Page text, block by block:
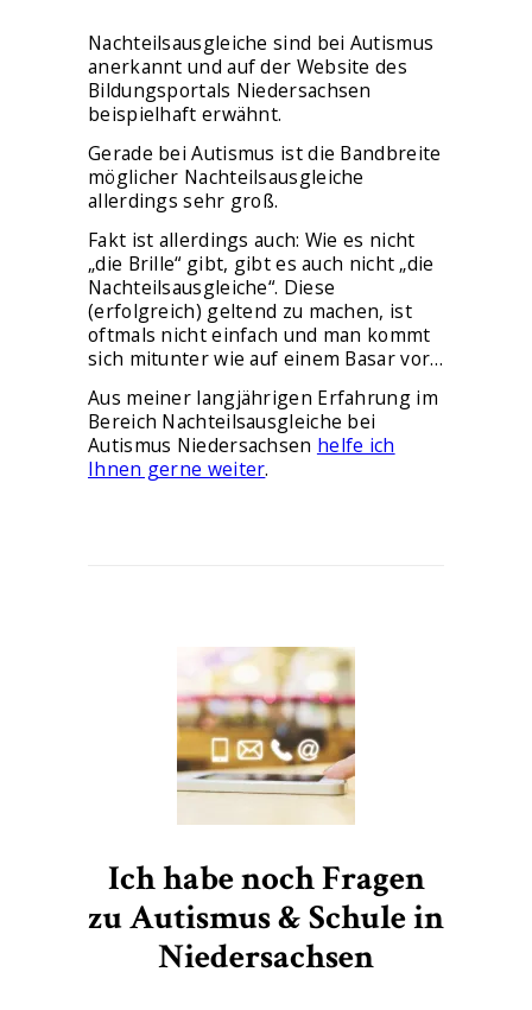
Nachteilsausgleiche sind bei Autismus
anerkannt und auf der Website des
Bildungsportals Niedersachsen
beispielhaft erwähnt.
Gerade bei Autismus ist die Bandbreite
möglicher Nachteilsausgleiche
allerdings sehr groß.
Fakt ist allerdings auch: Wie es nicht
„die Brille“ gibt, gibt es auch nicht „die
Nachteilsausgleiche“. Diese
(erfolgreich) geltend zu machen, ist
oftmals nicht einfach und man kommt
sich mitunter wie auf einem Basar vor…
Aus meiner langjährigen Erfahrung im
Bereich Nachteilsausgleiche bei
Autismus Niedersachsen helfe ich
Ihnen gerne weiter.
Ich habe noch Fragen
zu Autismus & Schule in
Niedersachsen